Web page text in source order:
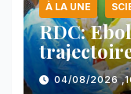
À LA UNE
RDC:
nord-est
04/08/2026